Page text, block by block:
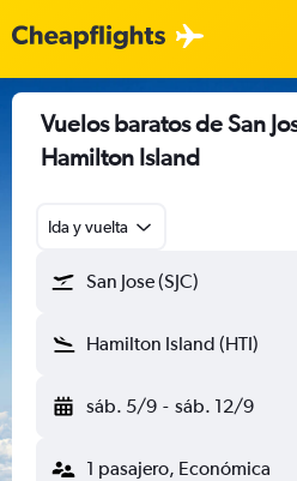
Vuelos baratos de San
Hamilton Island
Ida y vuelta
San Jose (SJC)
Hamilton Island (HTI)
sáb. 5/9 - sáb. 12/9
1 pasajero, Económica